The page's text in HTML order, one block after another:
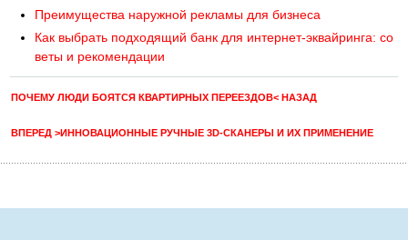
Преимущества наружной рекламы для бизнеса
Как выбрать подходящий банк для интернет-эквайринга: со
веты и рекомендации
ПОЧЕМУ ЛЮДИ БОЯТСЯ КВАРТИРНЫХ ПЕРЕЕЗДОВ< НАЗАД
ВПЕРЕД >ИННОВАЦИОННЫЕ РУЧНЫЕ 3D-СКАНЕРЫ И ИХ ПРИМЕНЕНИЕ